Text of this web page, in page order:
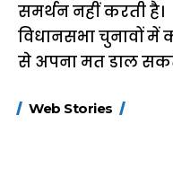
समर्थन नहीं करती है।
विधानसभा चुनावों में
से अपना मत डाल
Web Stories
FASTag के ये नए